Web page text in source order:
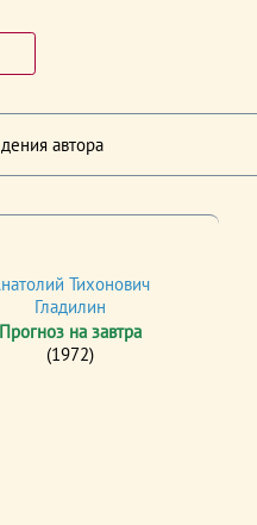
автора
Тихонович
Гладилин
Прогноз на завтра
(1972)